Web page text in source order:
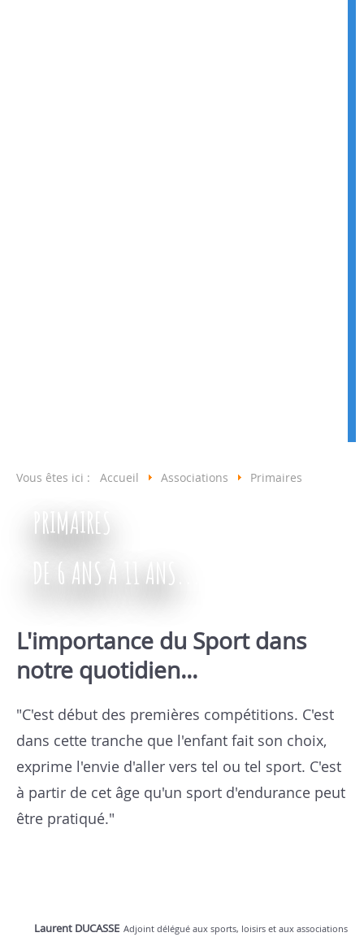
Vous êtes ici : Accueil Associations Primaires
PRIMAIRES
DE 6 ANS À 11 ANS...
L'importance du Sport dans
notre quotidien...
"C'est début des premières compétitions. C'est
dans cette tranche que l'enfant fait son choix,
exprime l'envie d'aller vers tel ou tel sport. C'est
à partir de cet âge qu'un sport d'endurance peut
être pratiqué."
Laurent DUCASSE Adjoint délégué aux sports, loisirs et aux associations